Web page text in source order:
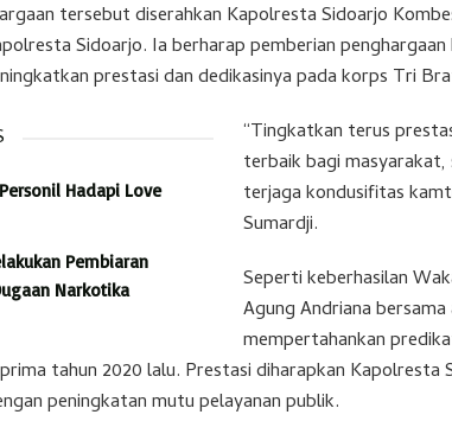
tersebut diserahkan Kapolresta Sidoarjo
Sidoarjo. Ia berharap pemberian
prestasi dan dedikasinya pada korps Tri
Hadapi Love
Pembiaran
Narkotika
“Tingkatkan terus
terbaik bagi
terjaga kondusifitas
Sumardji.
Seperti keberhasilan
Agung Andriana
mempertahankan
tahun 2020 lalu. Prestasi diharapkan Kapolresta
peningkatan mutu pelayanan publik.